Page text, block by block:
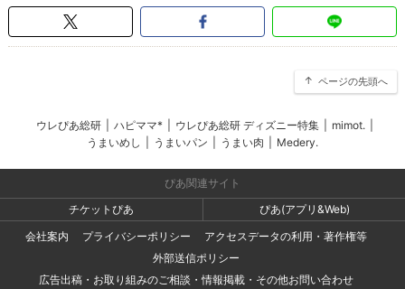
ページの先頭へ
ウレぴあ総研 ハピママ* ウレぴあ総研 ディズニー特集 mimot.
うまいめし
うまいパン うまい肉 Medery.
ぴあ関連サイト
チケットぴあ
ぴあ(アプリ&Web)
会社案内
プライバシーポリシー
アクセスデータの利用・著作権等
外部送信ポリシー
広告出稿・お取り組みのご相談・情報掲載・その他お問い合わせ